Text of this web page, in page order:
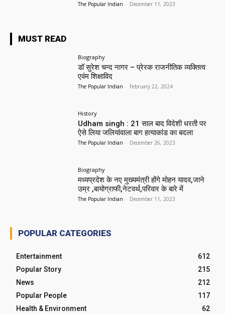
The Popular Indian - December 11, 2023
MUST READ
Biography
डॉ सुरेश चन्द नागर – प्रेरक राजनीतिक व्यक्तित्व
एवंम शिक्षाविद
The Popular Indian - February 22, 2024
History
Udham singh : 21 साल बाद विदेशी धरती पर
ऐसे लिया जलियांवाला बाग हत्याकांड का बदला
The Popular Indian - December 26, 2023
Biography
मध्यप्रदेश के नए मुख्यमंत्री होंगे मोहन यादव,जाने
उम्र ,बायोग्राफी,नेटवर्थ,परिवार के बारे में
The Popular Indian - December 11, 2023
POPULAR CATEGORIES
Entertainment
612
Popular Story
215
News
212
Popular People
117
Health & Environment
62